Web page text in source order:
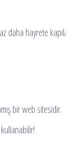
hayrete
bir web sitesidir.